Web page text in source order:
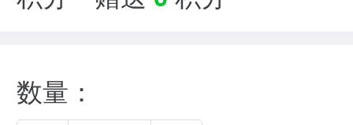
数量：